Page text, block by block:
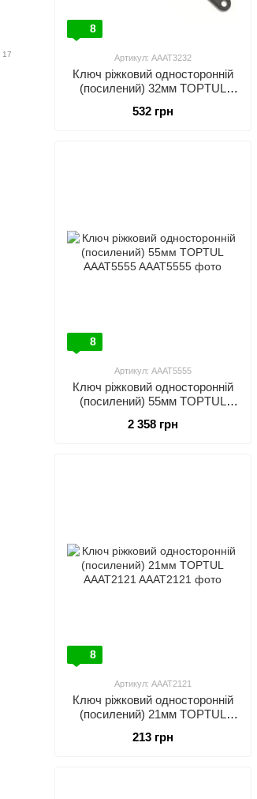
8
Артикул: AAAT3232
Ключ ріжковий односторонній
(посилений) 32мм TOPTUL
532 грн
8
Артикул: AAAT5555
Ключ ріжковий односторонній
(посилений) 55мм TOPTUL
2 358 грн
8
Артикул: AAAT2121
Ключ ріжковий односторонній
(посилений) 21мм TOPTUL
213 грн
17